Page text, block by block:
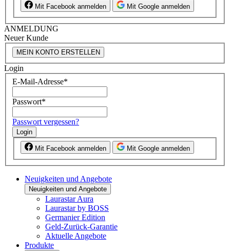
Mit Facebook anmelden Mit Google anmelden
ANMELDUNG
Neuer Kunde
MEIN KONTO ERSTELLEN
Login
E-Mail-Adresse*
Passwort*
Passwort vergessen?
Login
Mit Facebook anmelden Mit Google anmelden
Neuigkeiten und Angebote
Neuigkeiten und Angebote
Laurastar Aura
Laurastar by BOSS
Germanier Edition
Geld-Zurück-Garantie
Aktuelle Angebote
Produkte